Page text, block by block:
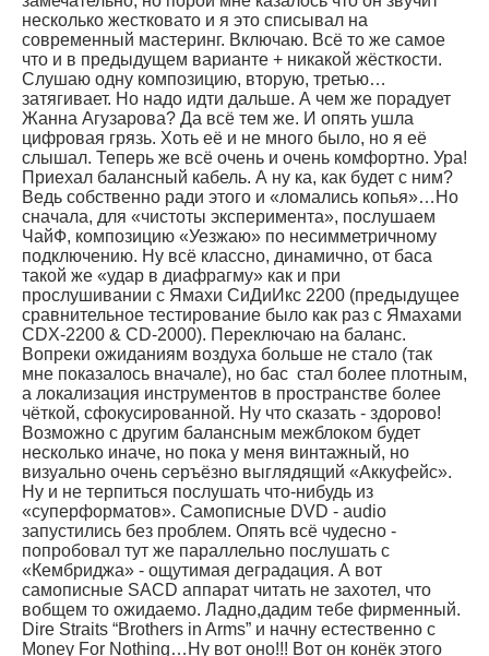
несколько жестковато и я это списывал на
современный мастеринг. Включаю. Всё то же самое
что и в предыдущем варианте + никакой жёсткости.
Слушаю одну композицию, вторую, третью…
затягивает. Но надо идти дальше. А чем же порадует
Жанна Агузарова? Да всё тем же. И опять ушла
цифровая грязь. Хоть её и не много было, но я её
слышал. Теперь же всё очень и очень комфортно. Ура!
Приехал балансный кабель. А ну ка, как будет с ним?
Ведь собственно ради этого и «ломались копья»…Но
сначала, для «чистоты эксперимента», послушаем
ЧайФ, композицию «Уезжаю» по несимметричному
подключению. Ну всё классно, динамично, от баса
такой же «удар в диафрагму» как и при
прослушивании с Ямахи СиДиИкс 2200 (предыдущее
сравнительное тестирование было как раз с Ямахами
CDX-2200 & CD-2000). Переключаю на баланс.
Вопреки ожиданиям воздуха больше не стало (так
мне показалось вначале), но бас стал более плотным,
а локализация инструментов в пространстве более
чёткой, сфокусированной. Ну что сказать - здорово!
Возможно с другим балансным межблоком будет
несколько иначе, но пока у меня винтажный, но
визуально очень серъёзно выглядящий «Аккуфейс».
Ну и не терпиться послушать что-нибудь из
«суперформатов». Самописные DVD - audio
запустились без проблем. Опять всё чудесно -
попробовал тут же параллельно послушать с
«Кембриджа» - ощутимая деградация. А вот
самописные SACD аппарат читать не захотел, что
вобщем то ожидаемо. Ладно,дадим тебе фирменный.
Dire Straits “Brothers in Arms” и начну естественно с
Money For Nothing…Ну вот оно!!! Вот он конёк этого